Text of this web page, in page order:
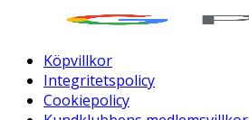
Köpvillkor
Integritetspolicy
Cookiepolicy